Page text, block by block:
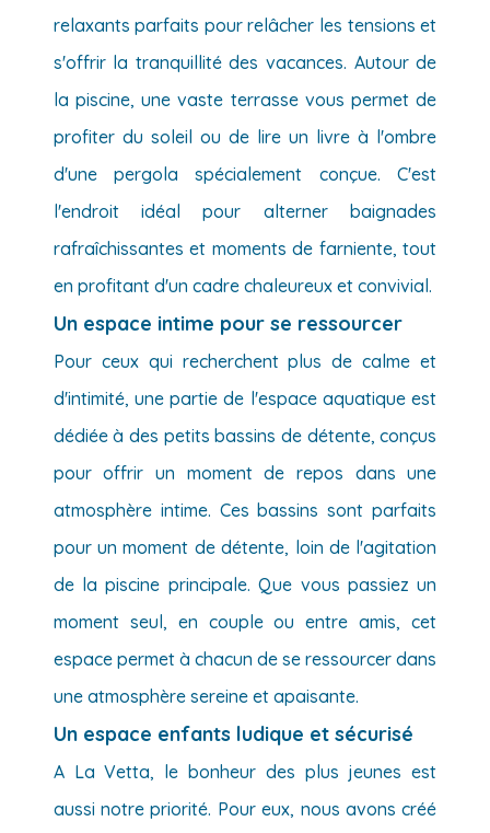
relaxants parfaits pour relâcher les tensions et
s'offrir la tranquillité des vacances. Autour de
la piscine, une vaste terrasse vous permet de
profiter du soleil ou de lire un livre à l'ombre
d'une pergola spécialement conçue. C'est
l'endroit idéal pour alterner baignades
rafraîchissantes et moments de farniente, tout
en profitant d'un cadre chaleureux et convivial.
Un espace intime pour se ressourcer
Pour ceux qui recherchent plus de calme et
d'intimité, une partie de l'espace aquatique est
dédiée à des petits bassins de détente, conçus
pour offrir un moment de repos dans une
atmosphère intime. Ces bassins sont parfaits
pour un moment de détente, loin de l'agitation
de la piscine principale. Que vous passiez un
moment seul, en couple ou entre amis, cet
espace permet à chacun de se ressourcer dans
une atmosphère sereine et apaisante.
Un espace enfants ludique et sécurisé
A La Vetta, le bonheur des plus jeunes est
aussi notre priorité. Pour eux, nous avons créé